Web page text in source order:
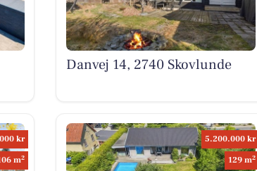
Danvej 14, 2740 Skovlunde
kr
m2
5.200.000 kr
129 m2